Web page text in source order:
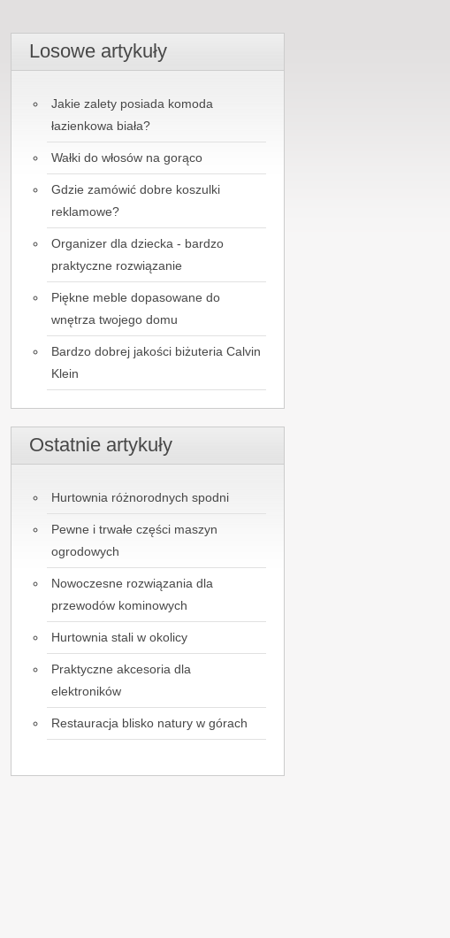
Losowe artykuły
Jakie zalety posiada komoda
łazienkowa biała?
Wałki do włosów na gorąco
Gdzie zamówić dobre koszulki
reklamowe?
Organizer dla dziecka - bardzo
praktyczne rozwiązanie
Piękne meble dopasowane do
wnętrza twojego domu
Bardzo dobrej jakości biżuteria Calvin
Klein
Ostatnie artykuły
Hurtownia różnorodnych spodni
Pewne i trwałe części maszyn
ogrodowych
Nowoczesne rozwiązania dla
przewodów kominowych
Hurtownia stali w okolicy
Praktyczne akcesoria dla
elektroników
Restauracja blisko natury w górach